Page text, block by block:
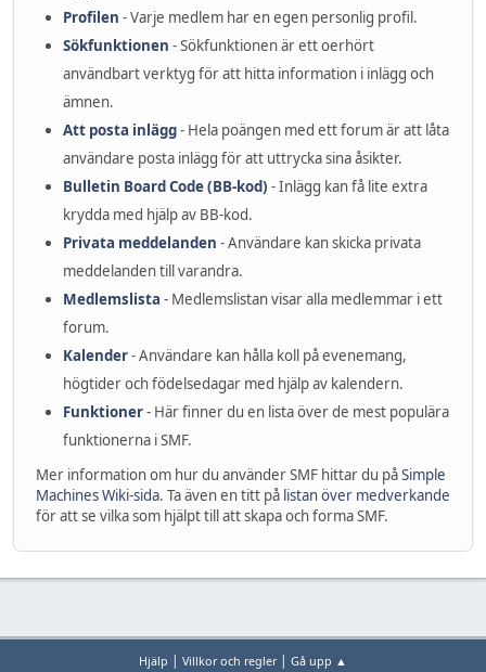
Profilen - Varje medlem har en egen personlig profil.
Sökfunktionen - Sökfunktionen är ett oerhört
användbart verktyg för att hitta information i inlägg och
ämnen.
Att posta inlägg- Hela poängen med ett forum är att låta
användare posta inlägg för att uttrycka sina åsikter.
Bulletin Board Code (BB-kod) - Inlägg kan få lite extra
krydda med hjälp av BB-kod.
Privata meddelanden - Användare kan skicka privata
meddelanden till varandra.
Medlemslista - Medlemslistan visar alla medlemmar i ett
forum.
Kalender- Användare kan hålla koll på evenemang,
högtider och födelsedagar med hjälp av kalendern.
Funktioner- Här finner du en lista över de mest populära
funktionerna i SMF.
Mer information om hur du använder SMF hittar du påSimple
Machines Wiki-sida. Ta även en titt på listan över medverkande
för att se vilka som hjälpt till att skapa och forma SMF.
Hjälp | Villkor och regler| Gå upp ▲